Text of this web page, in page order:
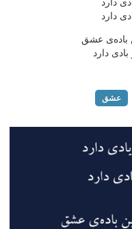
دارد
باده‌ی عشق
دارد
عشق